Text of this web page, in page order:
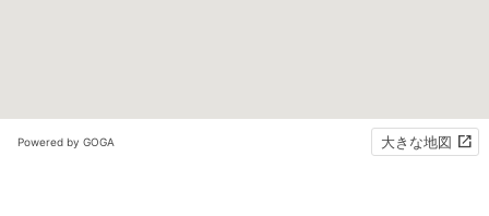
Powered by GOGA 大きな地図